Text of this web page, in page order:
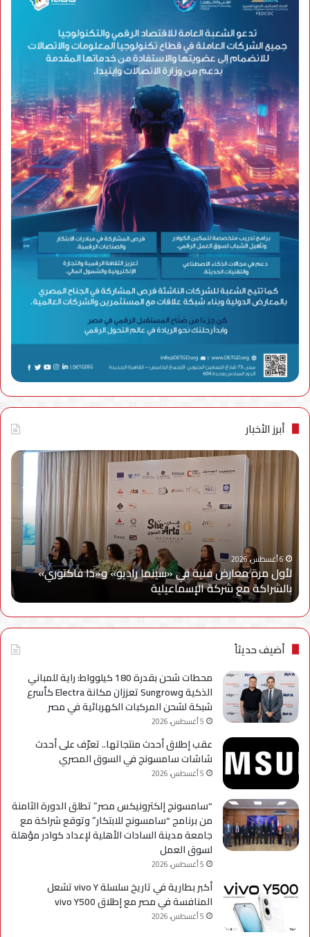
أبرز الأخبار
لأول
معارض
فنية
في
«سينما
راديو»
و«ذا
فاكتوري»
بالشراكة
مع
شركة
الإسماعيلية
6 أغسطس، 2026
لأول مرة معارض فنية في «سينما راديو» و«ذا فاكتوري»
بالشراكة مع شركة الإسماعيلية
مع
Cy
في
A
أضيف حديثاً
محطات شحن بقدرة 180 كيلوواط: راية للمباني
الذكية وSungrow تعززان مكانة Electra كأسرع
شبكة لشحن المركبات الكهربائية في مصر
5 أغسطس، 2026
عقب إطلاق أحدث منتجاتها.. تعرّف على أحدث
شاشات سامسونج في السوق المصري
5 أغسطس، 2026
“سامسونج إلكترونيكس مصر” تطلق الدورة الثامنة
من برنامج “سامسونج للابتكار” وتوقع شراكة مع
جامعة مدينة السادات الأهلية لإعداد كوادر مؤهلة
لسوق العمل
5 أغسطس، 2026
أكبر بطارية في تاريخ سلسلة vivo Y تشعل
المنافسة في مصر مع إطلاق vivo Y500
5 أغسطس، 2026